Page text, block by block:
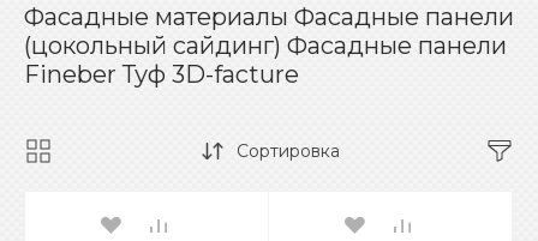
Фасадные материалы Фасадные панели
(цокольный сайдинг) Фасадные панели
Fineber Туф 3D-facture
Сортировка